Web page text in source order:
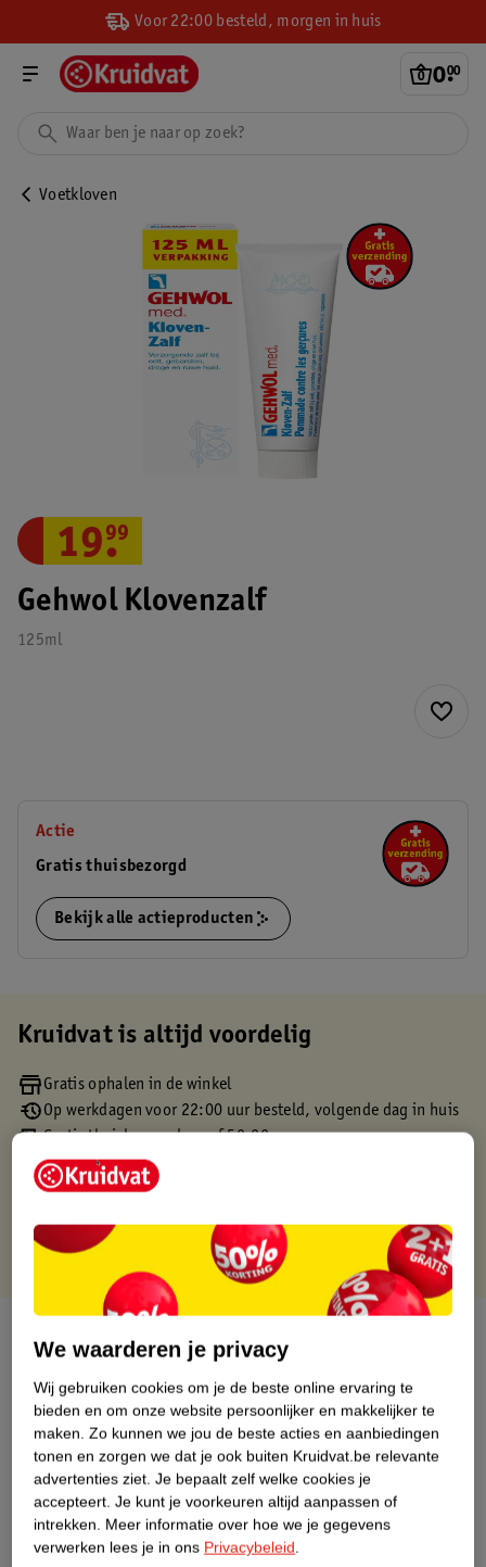
Voor 22:00 besteld, morgen in huis
0.
00
Voetkloven
Gehwol Klovenzalf
125ml
19.
99
Actie
Gratis thuisbezorgd
Bekijk alle actieproducten
Kruidvat is altijd voordelig
Gratis ophalen in de winkel
Op werkdagen voor 22:00 uur besteld, volgende dag in huis
Gratis thuisbezorgd vanaf 50.00
Gratis retourneren binnen 30 dagen
Gratis punten met je Kruidvat kaart
Productinformatie
Etiketinformatie
Nature Impact Score
Dit product heeft (nog) geen Nature
We waarderen je privacy
Wij gebruiken cookies om je de beste online ervaring te
bieden en om onze website persoonlijker en makkelijker te
maken. Zo kunnen we jou de beste acties en aanbiedingen
tonen en zorgen we dat je ook buiten Kruidvat.be relevante
advertenties ziet. Je bepaalt zelf welke cookies je
accepteert. Je kunt je voorkeuren altijd aanpassen of
intrekken. Meer informatie over hoe we je gegevens
verwerken lees je in ons Privacybeleid.